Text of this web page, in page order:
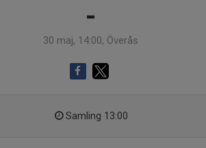
-
30 maj, 14:00, Överås
Samling 13:00